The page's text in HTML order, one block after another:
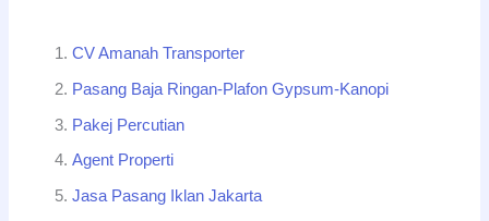
CV Amanah Transporter
Pasang Baja Ringan-Plafon Gypsum-Kanopi
Pakej Percutian
Agent Properti
Jasa Pasang Iklan Jakarta